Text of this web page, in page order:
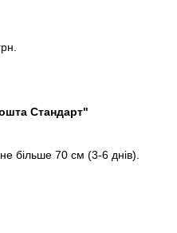
Стандарт"
більше 70 см (3-6 днів).